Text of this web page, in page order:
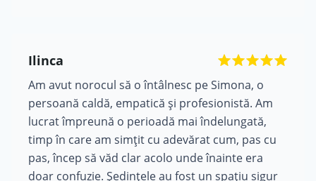
Ilinca
Am avut norocul să o întâlnesc pe Simona, o
persoană caldă, empatică și profesionistă. Am
lucrat împreună o perioadă mai îndelungată,
timp în care am simțit cu adevărat cum, pas cu
pas, încep să văd clar acolo unde înainte era
doar confuzie. Ședințele au fost un spațiu sigur